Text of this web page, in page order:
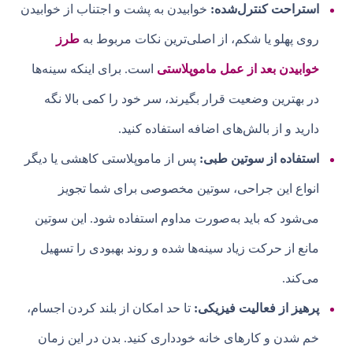
استراحت کنترل‌شده: خوابیدن به پشت و اجتناب از خوابیدن
روی پهلو یا شکم، از اصلی‌ترین نکات مربوط بهطرز
خوابیدن بعد از عمل ماموپلاستی است. برای اینکه سینه‌ها
در بهترین وضعیت قرار بگیرند، سر خود را کمی بالا نگه
دارید و از بالش‌های اضافه استفاده کنید.
استفاده از سوتین طبی: پس از ماموپلاستی کاهشی یا دیگر
انواع این جراحی، سوتین مخصوصی برای شما تجویز
می‌شود که باید به‌صورت مداوم استفاده شود. این سوتین
مانع از حرکت زیاد سینه‌ها شده و روند بهبودی را تسهیل
می‌کند.
پرهیز از فعالیت فیزیکی: تا حد امکان از بلند کردن اجسام،
خم شدن و کارهای خانه خودداری کنید. بدن در این زمان